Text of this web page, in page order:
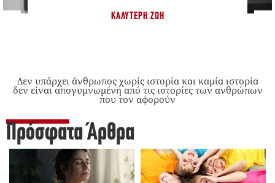
ΚΑΛΎΤΕΡΗ ΖΩΉ
Δεν υπάρχει άνθρωπος χωρίς ιστορία και καμία ιστορία
δεν είναι απογυμνωμένη από τις ιστορίες των ανθρώπων
που τον αφορούν
Πρόσφατα Άρθρα